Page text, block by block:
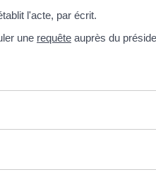
l'acte, par écrit.
une requête auprès du